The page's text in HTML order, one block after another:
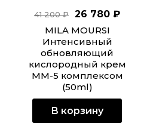
41 200 ₽
26 780 ₽
MILA MOURSI
Интенсивный
обновляющий
кислородный крем
ММ-5 комплексом
(50ml)
В корзину